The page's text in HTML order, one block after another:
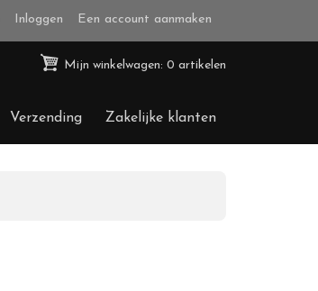
Inloggen Een account aanmaken
Mijn winkelwagen: 0 artikelen
Verzending Zakelijke klanten